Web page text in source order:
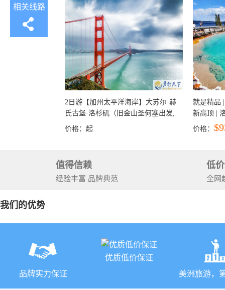
相关线路
2日游【加州太平洋海岸】大苏尔·赫
氏古堡·洛杉矶（旧金山圣何塞出发,
洛杉矶结束）
价格： 起
就是精品
新高顶 |
彩穴+马
价格：
值得信赖
经验丰富 品牌典范
低
全网
我们的优势
品牌实力保证
优质低价保证
美洲旅游，